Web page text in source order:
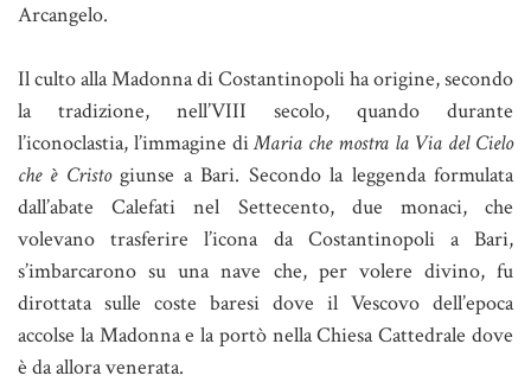
Arcangelo.
Il culto alla Madonna di Costantinopoli ha origine, secondo
la tradizione, nell’VIII secolo, quando durante
l’iconoclastia, l’immagine diMaria che mostra la Via del Cielo
che è Cristogiunse a Bari. Secondo la leggenda formulata
dall’abate Calefati nel Settecento, due monaci, che
volevano trasferire l’icona da Costantinopoli a Bari,
s’imbarcarono su una nave che, per volere divino, fu
dirottata sulle coste baresi dove il Vescovo dell’epoca
accolse la Madonna e la portò nella Chiesa Cattedrale dove
è da allora venerata.